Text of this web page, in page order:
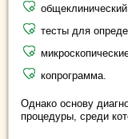
тесты для
копрограмма.
Однако основу
процедуры, среди